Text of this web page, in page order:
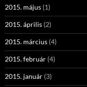
2015. május (1)
2015. április (2)
2015. március (4)
2015. február (4)
2015. január (3)